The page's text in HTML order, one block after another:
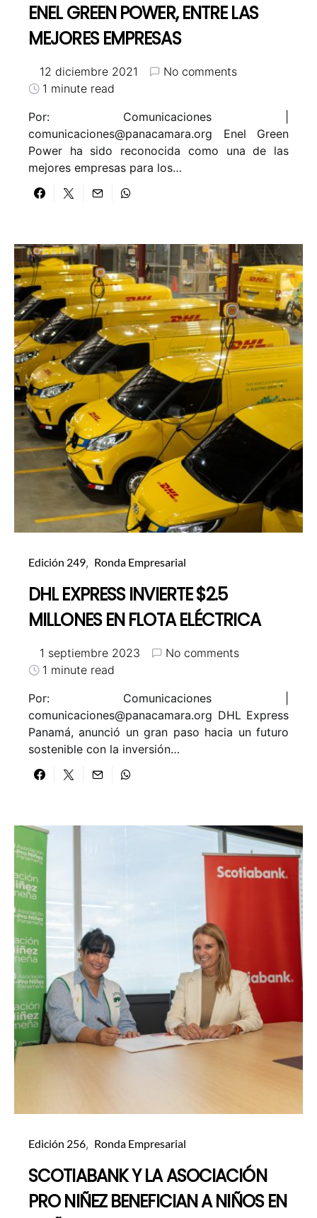
ENEL GREEN POWER, ENTRE LAS
MEJORES EMPRESAS
12 diciembre 2021
No comments
1 minute read
Por: Comunicaciones |
comunicaciones@panacamara.org Enel Green
Power ha sido reconocida como una de las
mejores empresas para los…
Edición 249 Ronda Empresarial
DHL EXPRESS INVIERTE $2.5
MILLONES EN FLOTA ELÉCTRICA
1 septiembre 2023
No comments
1 minute read
Por: Comunicaciones |
comunicaciones@panacamara.org DHL Express
Panamá, anunció un gran paso hacia un futuro
sostenible con la inversión…
Edición 256 Ronda Empresarial
SCOTIABANK Y LA ASOCIACIÓN
PRO NIÑEZ BENEFICIAN A NIÑOS EN